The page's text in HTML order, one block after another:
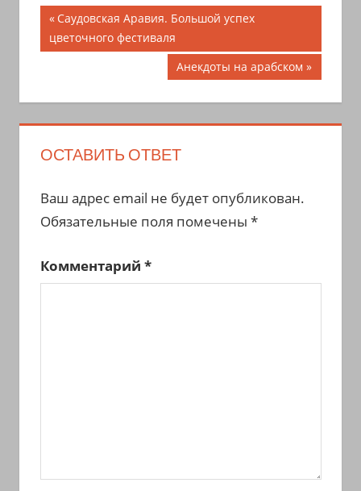
Навигация
по
Предыдущая
запись;
Саудовская Аравия. Большой успех
цветочного фестиваля
Следующая
запись:
Анекдоты на арабском
ОСТАВИТЬ ОТВЕТ
Ваш адрес email не будет опубликован.
Обязательные поля помечены *
Комментарий *